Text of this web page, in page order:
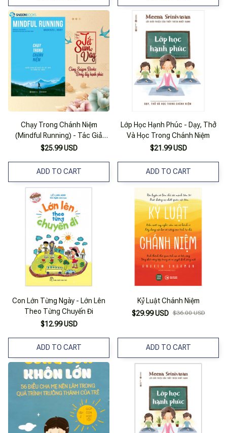
Chạy Trong Chánh Niệm
(Mindful Running) - Tác Giả
Mackenzie L. Havey
$25.99 USD
ADD TO CART
Lớp Học Hạnh Phúc - Dạy, Thở
Và Học Trong Chánh Niệm
$21.99 USD
ADD TO CART
Con Lớn Từng Ngày - Lớn Lên
Theo Từng Chuyến Đi
$12.99 USD
ADD TO CART
Kỷ Luật Chánh Niệm
$29.99 USD $36.00 USD
ADD TO CART